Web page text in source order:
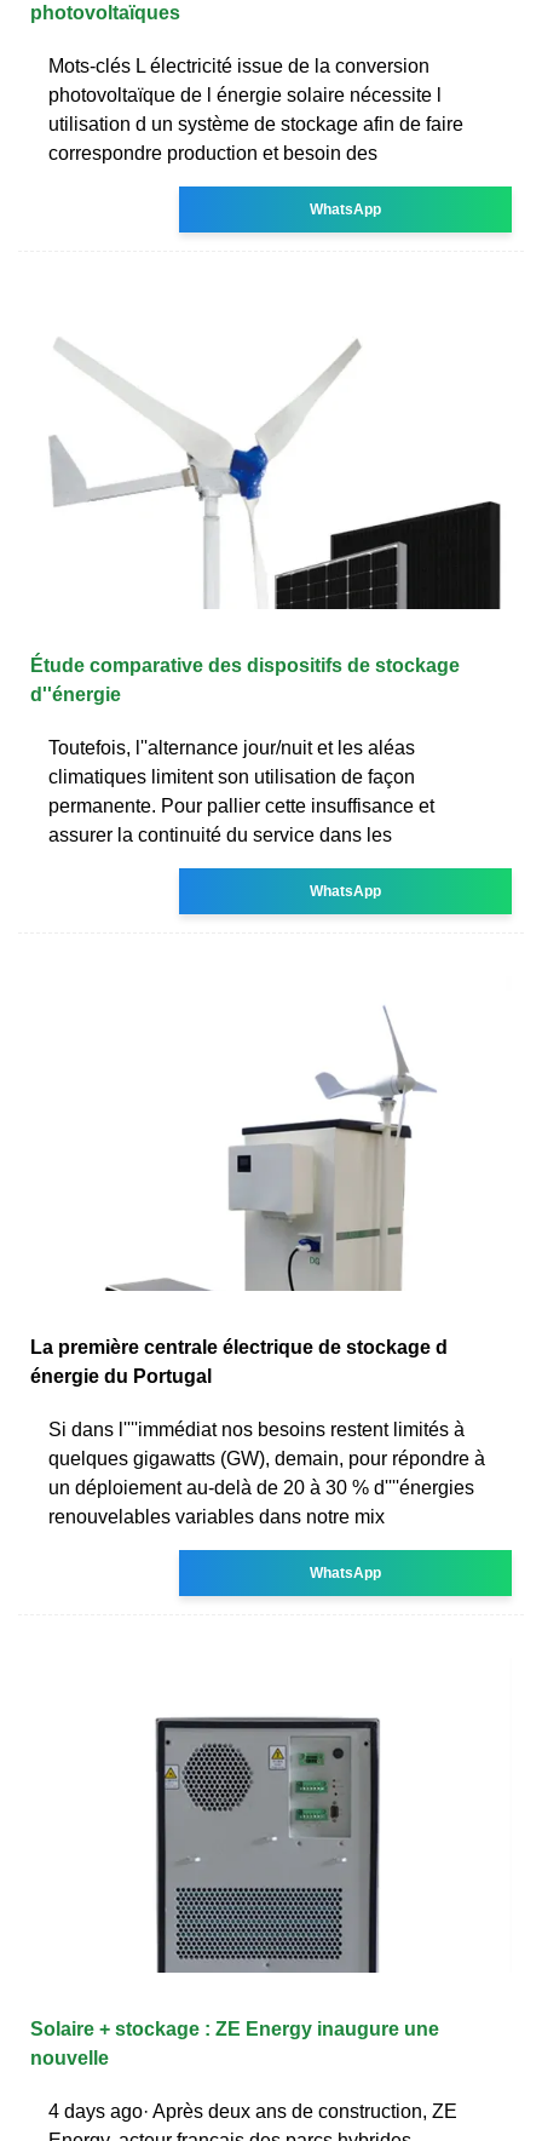
photovoltaïques
Mots-clés L électricité issue de la conversion
photovoltaïque de l énergie solaire nécessite l
utilisation d un système de stockage afin de faire
correspondre production et besoin des
WhatsApp
Étude comparative des dispositifs de stockage
d''énergie
Toutefois, l''alternance jour/nuit et les aléas
climatiques limitent son utilisation de façon
permanente. Pour pallier cette insuffisance et
assurer la continuité du service dans les
WhatsApp
La première centrale électrique de stockage d
énergie du Portugal
Si dans l''''immédiat nos besoins restent limités à
quelques gigawatts (GW), demain, pour répondre à
un déploiement au-delà de 20 à 30 % d''''énergies
renouvelables variables dans notre mix
WhatsApp
Solaire + stockage : ZE Energy inaugure une
nouvelle
4 days ago· Après deux ans de construction, ZE